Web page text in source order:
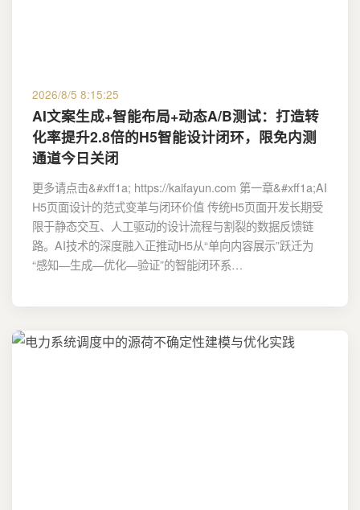
2026/8/5 8:15:25
AI文案生成+智能布局+动态A/B测试：打造转
化率提升2.8倍的H5智能设计闭环，限免内测
通道今日关闭
更多请点击&#xff1a; https://kaifayun.com 第一章&#xff1a;AI
H5页面设计的范式变革与闭环价值 传统H5页面开发长期受
限于静态交互、人工驱动的设计流程与割裂的数据反馈链
路。AI技术的深度融入正推动H5从“单向内容展示”跃迁为
“感知—生成—优化—验证”的智能闭环系…